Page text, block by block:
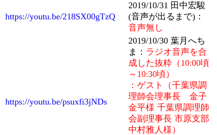
https://youtu.be/218SX00gTzQ
2019/10/31 田中宏駿
(音声が出るまで)：
音声無し
https://youtu.be/psuxfi3jNDs
2019/10/30 葉月へち
ま： ラジオ音声を合
成した抜粋（10:00頃
～10:30頃）
：ゲスト（千葉県調
理師会理事長 金子
金平様 千葉県調理師
会副理事長 市原支部
中村雅人様）